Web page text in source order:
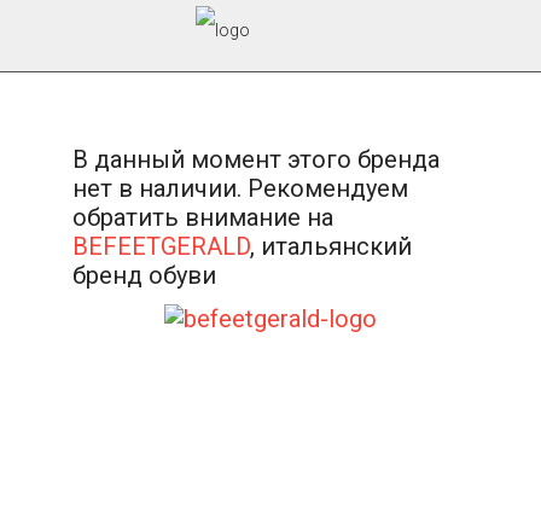
В данный момент этого бренда
нет в наличии. Рекомендуем
обратить внимание на
BEFEETGERALD, итальянский
бренд обуви